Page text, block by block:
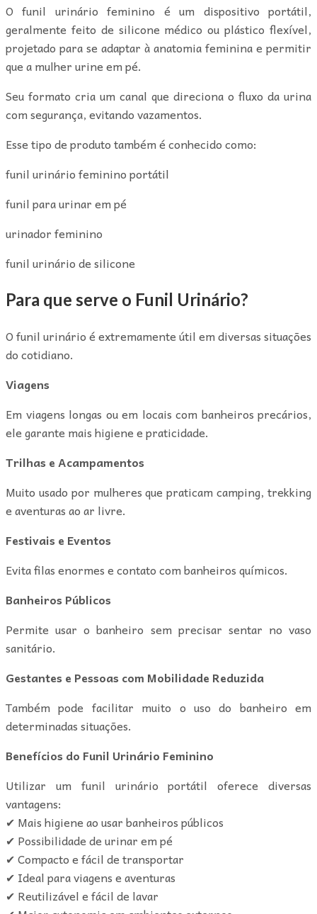
O funil urinário feminino é um dispositivo portátil,
geralmente feito de silicone médico ou plástico flexível,
projetado para se adaptar à anatomia feminina e permitir
que a mulher urine em pé.
Seu formato cria um canal que direciona o fluxo da urina
com segurança, evitando vazamentos.
Esse tipo de produto também é conhecido como:
funil urinário feminino portátil
funil para urinar em pé
urinador feminino
funil urinário de silicone
Para que serve o Funil Urinário?
O funil urinário é extremamente útil em diversas situações
do cotidiano.
Viagens
Em viagens longas ou em locais com banheiros precários,
ele garante mais higiene e praticidade.
Trilhas e Acampamentos
Muito usado por mulheres que praticam camping, trekking
e aventuras ao ar livre.
Festivais e Eventos
Evita filas enormes e contato com banheiros químicos.
Banheiros Públicos
Permite usar o banheiro sem precisar sentar no vaso
sanitário.
Gestantes e Pessoas com Mobilidade Reduzida
Também pode facilitar muito o uso do banheiro em
determinadas situações.
Benefícios do Funil Urinário Feminino
Utilizar um funil urinário portátil oferece diversas
vantagens:
✔ Mais higiene ao usar banheiros públicos
✔ Possibilidade de urinar em pé
✔ Compacto e fácil de transportar
✔ Ideal para viagens e aventuras
✔ Reutilizável e fácil de lavar